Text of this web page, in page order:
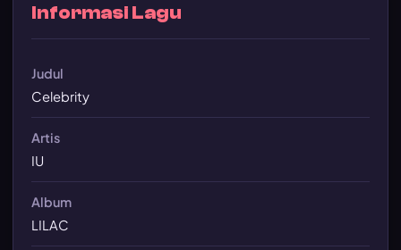
Informasi Lagu
Judul
Celebrity
Artis
IU
Album
LILAC